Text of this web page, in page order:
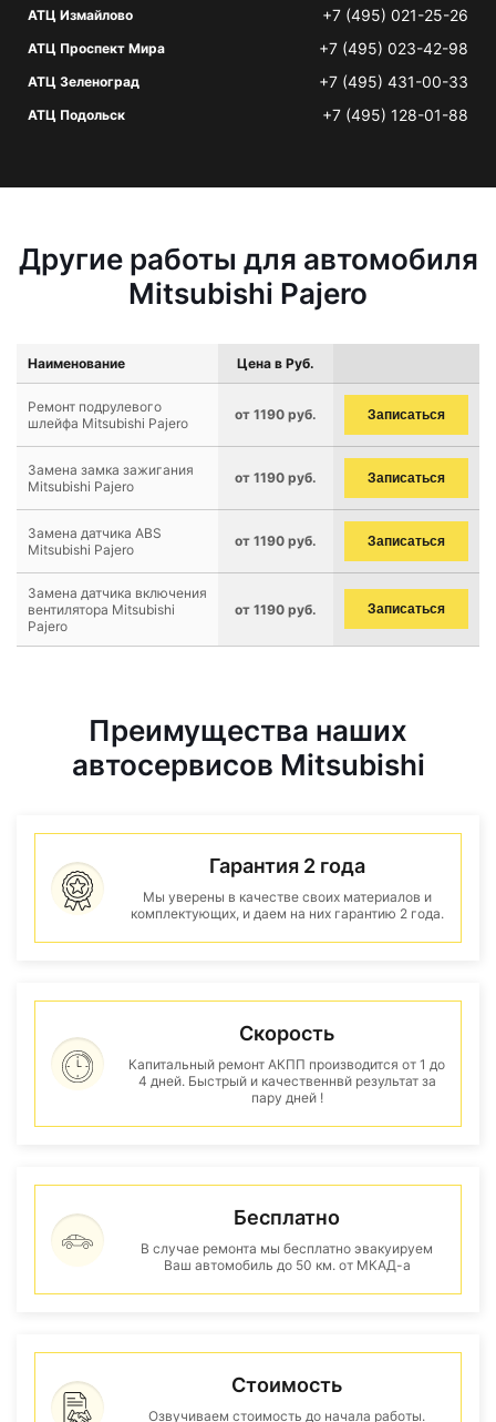
АТЦ Измайлово +7 (495) 021-25-26
АТЦ Проспект Мира +7 (495) 023-42-98
АТЦ Зеленоград +7 (495) 431-00-33
АТЦ Подольск +7 (495) 128-01-88
Другие работы для автомобиля
Mitsubishi Pajero
Наименование Цена в Руб.
Ремонт подрулевого
шлейфа Mitsubishi Pajero
от 1190 руб. Записаться
Замена замка зажигания
Mitsubishi Pajero
от 1190 руб. Записаться
Замена датчика ABS
Mitsubishi Pajero
от 1190 руб. Записаться
Замена датчика включения
вентилятора Mitsubishi
Pajero
от 1190 руб. Записаться
Преимущества наших
автосервисов Mitsubishi
Гарантия 2 года
Мы уверены в качестве своих материалов и
комплектующих, и даем на них гарантию 2 года.
Скорость
Капитальный ремонт АКПП производится от 1 до
4 дней. Быстрый и качественнвй результат за
пару дней !
Бесплатно
В случае ремонта мы бесплатно эвакуируем
Ваш автомобиль до 50 км. от МКАД-а
Стоимость
Озвучиваем стоимость до начала работы.